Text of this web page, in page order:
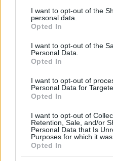
not limited to your visit or
grant or deny consent to
use your data for below
consent section.
I want to opt-out of the
personal data.
Opted In
I want to opt-out of the
Personal Data.
Opted In
I want to opt-out of
Personal Data for
Opted In
I want to opt-out of
Retention, Sale, and/or
Personal Data that Is
Purposes for which it was
Opted In
Εμμανουήλ Καραλής:
11.09.2025, 17:45